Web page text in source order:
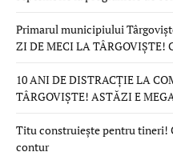
Primarul municipiului
ZI DE MECI LA TÂRGOVIȘTE!
10 ANI DE DISTRACȚIE LA
TÂRGOVIȘTE! ASTĂZI E
Titu construiește pentru tineri!
contur